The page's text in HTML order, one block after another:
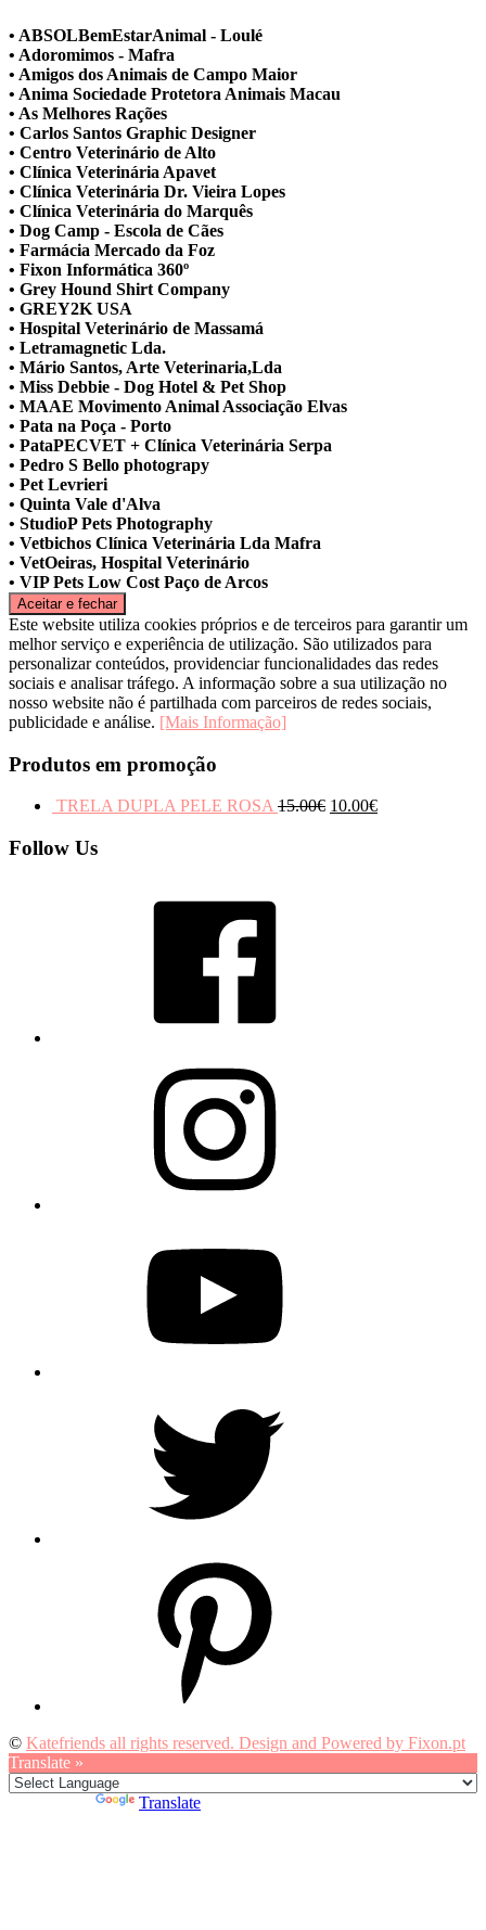
• ABSOLBemEstarAnimal - Loulé
• Adoromimos - Mafra
• Amigos dos Animais de Campo Maior
• Anima Sociedade Protetora Animais Macau
• As Melhores Rações
• Carlos Santos Graphic Designer
• Centro Veterinário de Alto
• Clínica Veterinária Apavet
• Clínica Veterinária Dr. Vieira Lopes
• Clínica Veterinária do Marquês
• Dog Camp - Escola de Cães
• Farmácia Mercado da Foz
• Fixon Informática 360º
• Grey Hound Shirt Company
• GREY2K USA
• Hospital Veterinário de Massamá
• Letramagnetic Lda.
• Mário Santos, Arte Veterinaria,Lda
• Miss Debbie - Dog Hotel & Pet Shop
• MAAE Movimento Animal Associação Elvas
• Pata na Poça - Porto
• PataPECVET + Clínica Veterinária Serpa
• Pedro S Bello photograpy
• Pet Levrieri
• Quinta Vale d'Alva
• StudioP Pets Photography
• Vetbichos Clínica Veterinária Lda Mafra
• VetOeiras, Hospital Veterinário
• VIP Pets Low Cost Paço de Arcos
Este website utiliza cookies próprios e de terceiros para garantir um
melhor serviço e experiência de utilização. São utilizados para
personalizar conteúdos, providenciar funcionalidades das redes
sociais e analisar tráfego. A informação sobre a sua utilização no
nosso website não é partilhada com parceiros de redes sociais,
publicidade e análise. [Mais Informação]
Produtos em promoção
TRELA DUPLA PELE ROSA 15.00€ 10.00€
Follow Us
© Katefriends all rights reserved. Design and Powered by Fixon.pt
Translate »
Translate